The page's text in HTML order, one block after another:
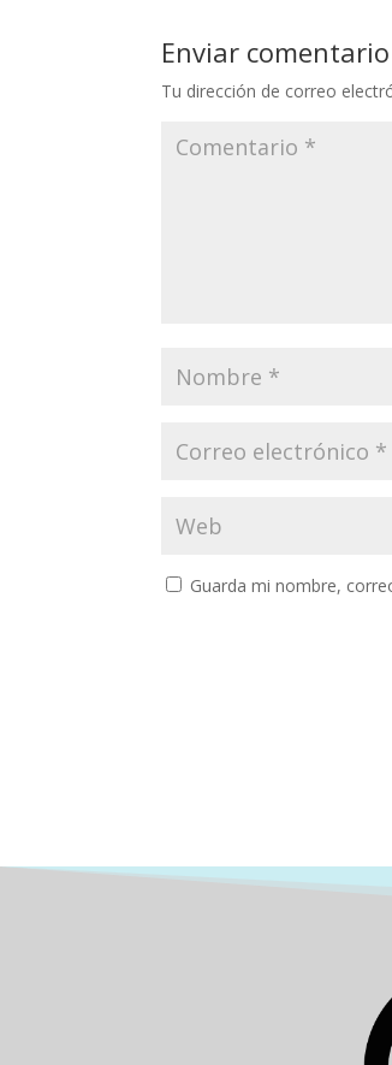
A
p
p
o
o
k
dI
n
Enviar comentario
Tu dirección de correo
Guarda mi nombre,